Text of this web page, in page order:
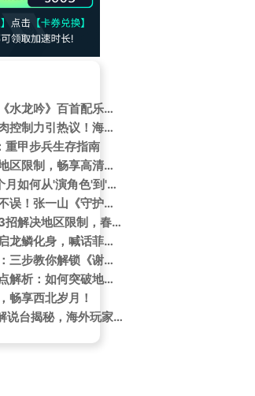
海外华人必看！《水龙吟》百首配乐公开，教你如何突破地区限制追剧
肖战新剧面部肌肉控制力引热议！海外剧迷如何突破限制同步追剧？
重甲步兵生存指南
解除爱奇艺海外地区限制，畅享高清视频！
罗云熙亲述：5个月如何从'演角色'到'成为角色'？演员的沉浸式修炼法
国庆追剧看球两不误！张一山《守护者们》谍战对决，国安中超燃爆假期
海外华人必看！3招解决地区限制，春节BGM随心听
神谷英树渴望重启龙鳞化身，喊话菲尔·斯宾塞：我们来做吧！
海外追剧党必看：三步教你解锁《谢淮安复仇手札》，告别“地区限制”的烦恼！
海外华人追剧痛点解析：如何突破地区限制流畅观看《水龙吟》等热门剧集
畅享西北岁月！
《英雄联盟S15解说台揭秘，海外玩家如何用Sixfast解锁赛事直播？》